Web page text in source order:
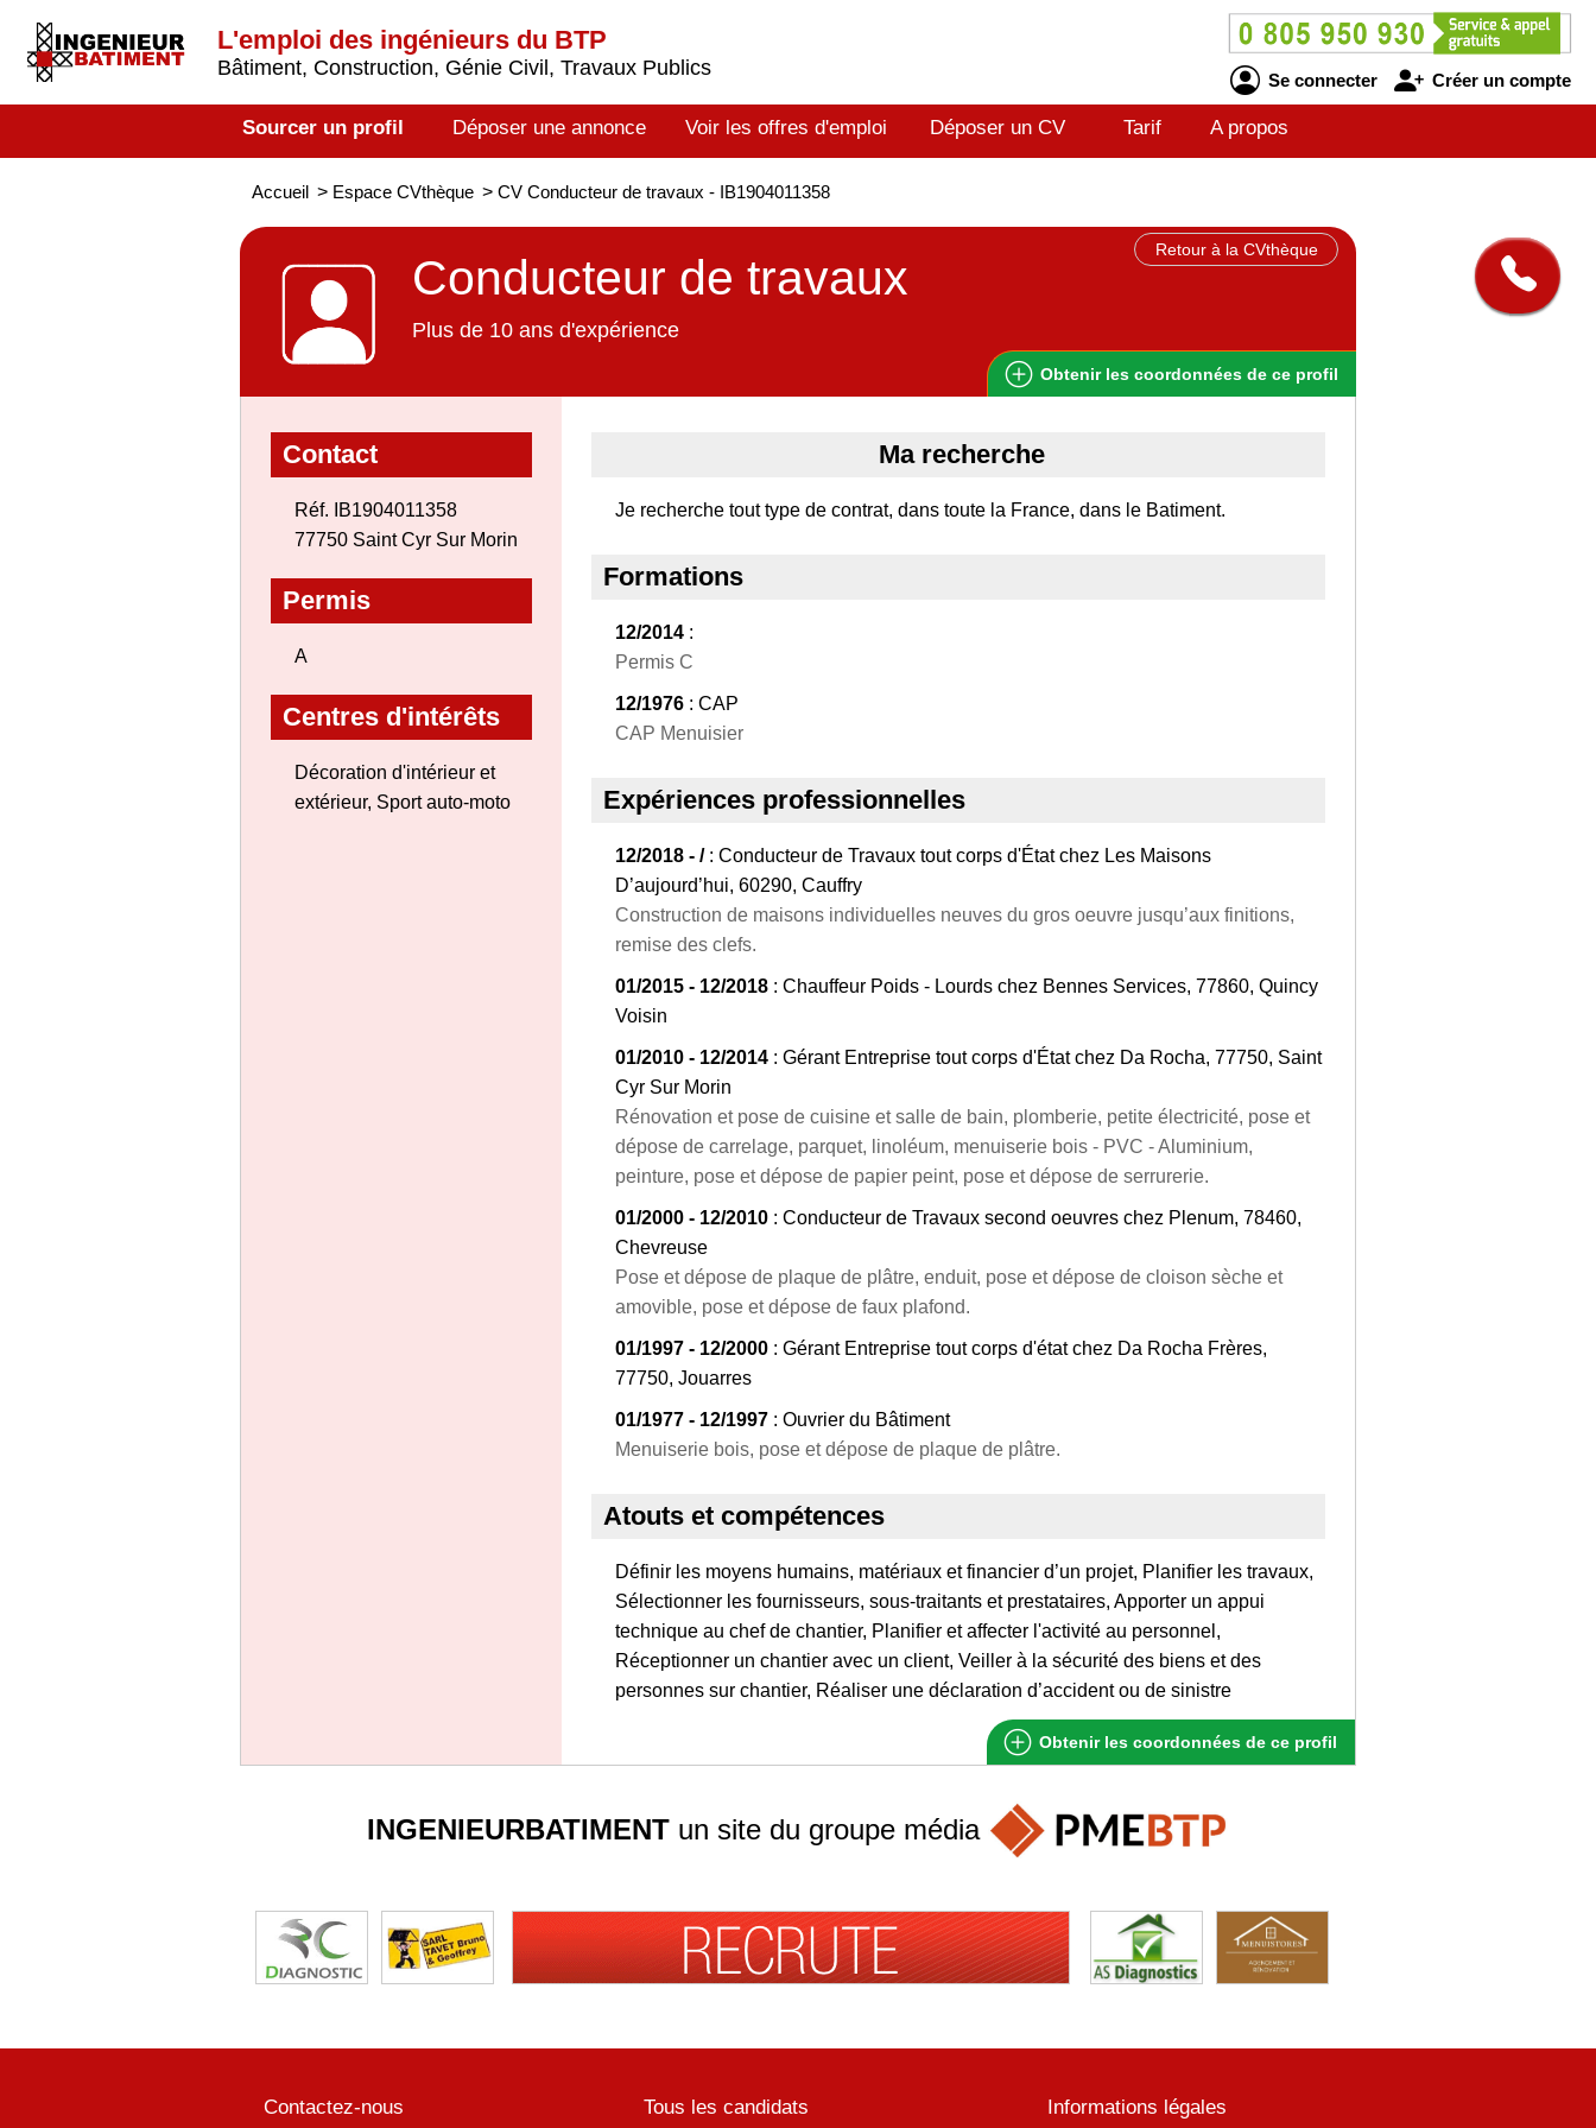
L'emploi des ingénieurs du BTP
Bâtiment, Construction, Génie Civil, Travaux Publics
Se connecter Créer un compte
Sourcer un profil Déposer une annonce Voir les offres d'emploi Déposer un CV Tarif A propos
Accueil > Espace CVthèque > CV Conducteur de travaux - IB1904011358
Retour à la CVthèque
Conducteur de travaux
Plus de 10 ans d'expérience
Obtenir les coordonnées de ce profil
Contact
Réf. IB1904011358
77750 Saint Cyr Sur Morin
Permis
A
Centres d'intérêts
Décoration d'intérieur et
extérieur, Sport auto-moto
Ma recherche
Je recherche tout type de contrat, dans toute la France, dans le Batiment.
Formations
12/2014 :
Permis C
12/1976 : CAP
CAP Menuisier
Expériences professionnelles
12/2018 - /: Conducteur de Travaux tout corps d'État chez Les Maisons
D’aujourd’hui, 60290, Cauffry
Construction de maisons individuelles neuves du gros oeuvre jusqu’aux finitions,
remise des clefs.
01/2015 - 12/2018 : Chauffeur Poids - Lourds chez Bennes Services, 77860, Quincy
Voisin
01/2010 - 12/2014 : Gérant Entreprise tout corps d'État chez Da Rocha, 77750, Saint
Cyr Sur Morin
Rénovation et pose de cuisine et salle de bain, plomberie, petite électricité, pose et
dépose de carrelage, parquet, linoléum, menuiserie bois - PVC - Aluminium,
peinture, pose et dépose de papier peint, pose et dépose de serrurerie.
01/2000 - 12/2010 : Conducteur de Travaux second oeuvres chez Plenum, 78460,
Chevreuse
Pose et dépose de plaque de plâtre, enduit, pose et dépose de cloison sèche et
amovible, pose et dépose de faux plafond.
01/1997 - 12/2000 : Gérant Entreprise tout corps d'état chez Da Rocha Frères,
77750, Jouarres
01/1977 - 12/1997 : Ouvrier du Bâtiment
Menuiserie bois, pose et dépose de plaque de plâtre.
Atouts et compétences
Définir les moyens humains, matériaux et financier d’un projet, Planifier les travaux,
Sélectionner les fournisseurs, sous-traitants et prestataires, Apporter un appui
technique au chef de chantier, Planifier et affecter l'activité au personnel,
Réceptionner un chantier avec un client, Veiller à la sécurité des biens et des
personnes sur chantier, Réaliser une déclaration d’accident ou de sinistre
Obtenir les coordonnées de ce profil
INGENIEURBATIMENT un site du groupe média
Contactez-nous
Tous les candidats
Informations légales